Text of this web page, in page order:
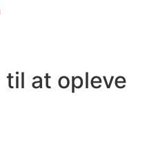
at opleve